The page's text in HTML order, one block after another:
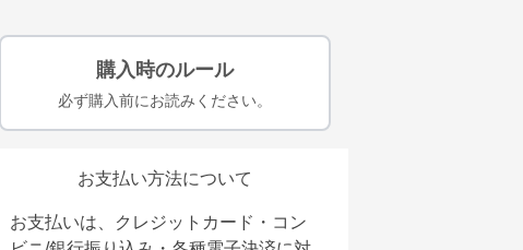
購入時のルール
必ず購入前にお読みください。
お支払い方法について
お支払いは、クレジットカード・コン